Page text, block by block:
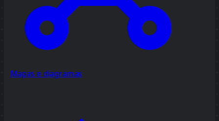
Mapas e diagramas